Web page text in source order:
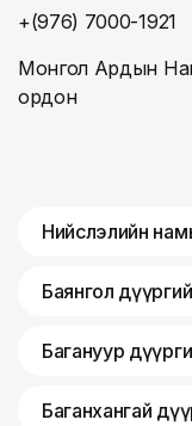
+(976) 7000-1921
Монгол Ардын
ордон
Нийслэлийн
Баянгол
Багануур
Баганхангай